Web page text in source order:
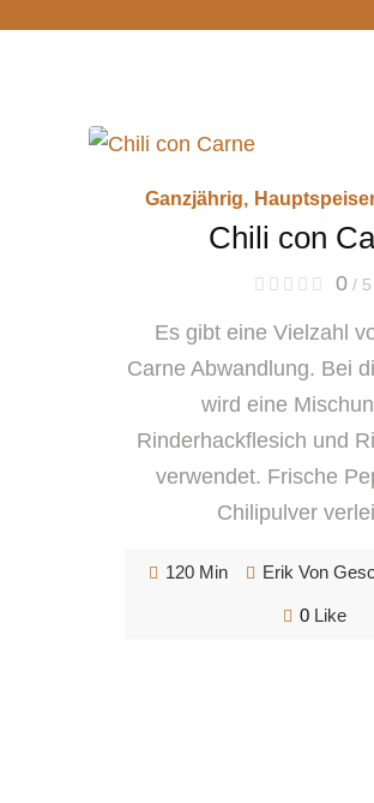
Ganzjährig,
Chili con
0/ 5
Es gibt eine Vielzahl
Carne Abwandlung. Bei
wird eine
Rinderhackflesich und
verwendet. Frische
Chilipulver
120 Min Erik Von
0Like